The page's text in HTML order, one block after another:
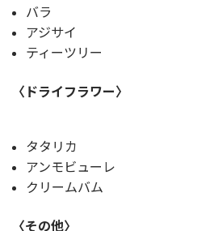
バラ
アジサイ
ティーツリー
〈ドライフラワー〉
タタリカ
アンモビューレ
クリームバム
〈その他〉